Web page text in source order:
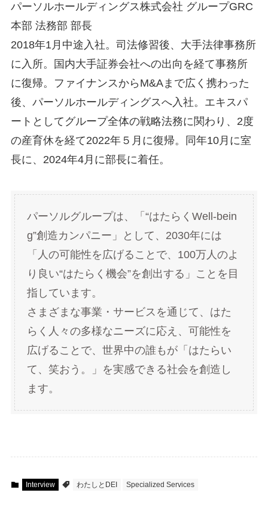
パーソルホールディングス株式会社 グループGRC
本部 法務部 部長
2018年1月中途入社。司法修習後、大手法律事務所
に入所。国内大手証券会社への出向を経て事務所
に復帰。ファイナンスからM&Aまで広く携わった
後、パーソルホールディングスへ入社。エキスパ
ートとしてグループ全体の戦略法務に関わり、2度
の産育休を経て2022年５月に復帰。同年10月に室
長に、2024年4月に部長に着任。
パーソルグループは、「“はたらくWell-bein
g”創造カンパニー」として、2030年には
「人の可能性を広げることで、100万人のよ
り良い“はたらく機会”を創出する」ことを目
指しています。
さまざまな事業・サービスを通じて、はた
らく人々の多様なニーズに応え、可能性を
広げることで、世界中の誰もが「はたらい
て、笑おう。」を実感できる社会を創造し
ます。
Interview わたしとDEI Specialized Services